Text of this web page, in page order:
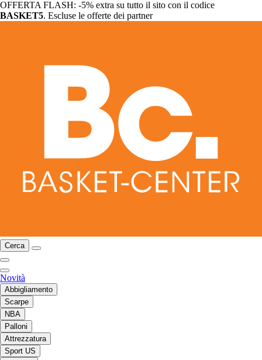
OFFERTA FLASH: -5% extra su tutto il sito con il codice
BASKET5. Escluse le offerte dei partner
Cerca
Novità
Abbigliamento
Scarpe
NBA
Palloni
Attrezzatura
Sport US